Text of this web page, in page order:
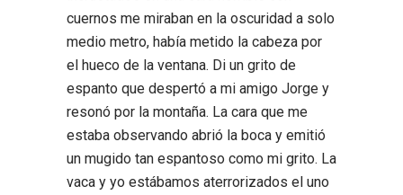
cuernos me miraban en la oscuridad a solo
medio metro, había metido la cabeza por
el hueco de la ventana. Di un grito de
espanto que despertó a mi amigo Jorge y
resonó por la montaña. La cara que me
estaba observando abrió la boca y emitió
un mugido tan espantoso como mi grito. La
vaca y yo estábamos aterrorizados el uno